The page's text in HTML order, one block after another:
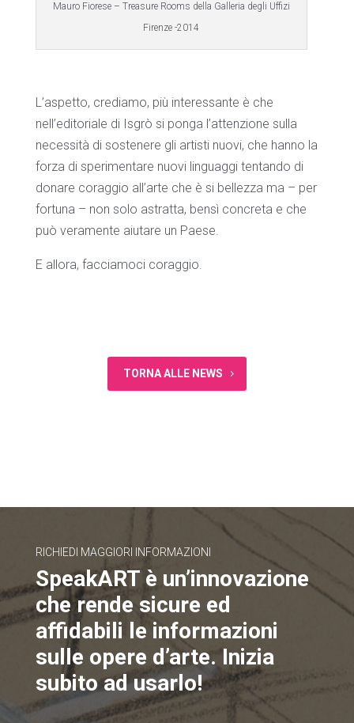
Mauro Fiorese – Treasure Rooms della Galleria degli Uffizi
Firenze -2014
L’aspetto, crediamo, più interessante è che
nell’editoriale di Isgrò si ponga l’attenzione sulla
necessità di sostenere gli artisti nuovi, che hanno la
forza di sperimentare nuovi linguaggi tentando di
donare coraggio all’arte che è si bellezza ma – per
fortuna – non solo astratta, bensì concreta e che
può veramente aiutare un Paese.
E allora, facciamoci coraggio.
TORNA ALLE NEWS
RICHIEDI MAGGIORI INFORMAZIONI
SpeakART è un’innovazione
che rende sicure ed
affidabili le informazioni
sulle opere d’arte. Inizia
subito ad usarlo!